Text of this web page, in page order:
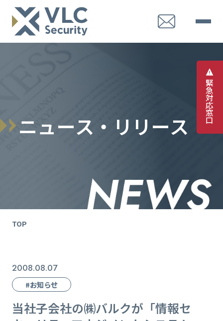
緊
急
対
応
窓
口
ニュース ・ リ リ ース
TOP
2008.08.07
#お知らせ
当社子会社の㈱バルクが「情報セ